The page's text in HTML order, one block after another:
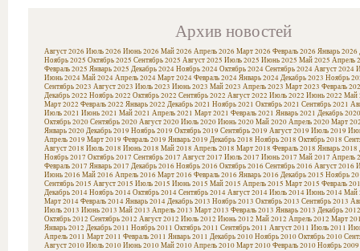
Архив новостей
Август 2026 Июль 2026 Июнь 2026 Май 2026 Апрель 2026 Март 2026 Февраль 2026 Январь 2026
Ноябрь 2025 Октябрь 2025 Сентябрь 2025 Август 2025 Июль 2025 Июнь 2025 Май 2025 Апрель
Февраль 2025 Январь 2025 Декабрь 2024Ноябрь 2024Октябрь 2024Сентябрь 2024Август 2024
Июнь 2024Май 2024Апрель 2024Март 2024Февраль 2024Январь 2024Декабрь 2023 Ноябрь
Сентябрь 2023 Август 2023 Июль 2023 Июнь 2023 Май 2023 Апрель 2023 Март 2023 Февраль
Декабрь 2022 Ноябрь 2022 Октябрь 2022 Сентябрь 2022 Август 2022 Июль 2022 Июнь 2022 Май
Март 2022 Февраль 2022 Январь 2022 Декабрь 2021 Ноябрь 2021 Октябрь 2021 Сентябрь 2021
Июль 2021 Июнь 2021 Май 2021 Апрель 2021 Март 2021 Февраль 2021 Январь 2021 Декабрь 2020
Октябрь 2020Сентябрь 2020Август 2020Июль 2020Июнь 2020Май 2020Апрель 2020Март
Январь 2020Декабрь 2019 Ноябрь 2019 Октябрь 2019 Сентябрь 2019 Август 2019 Июль 2019
Апрель 2019 Март 2019 Февраль 2019 Январь 2019 Декабрь 2018 Ноябрь 2018 Октябрь 2018
Август 2018 Июль 2018 Июнь 2018 Май 2018 Апрель 2018 Март 2018 Февраль 2018 Январь 2018
Ноябрь 2017 Октябрь 2017 Сентябрь 2017 Август 2017 Июль 2017 Июнь 2017 Май 2017 Апрель
Февраль 2017 Январь 2017 Декабрь 2016 Ноябрь 2016 Октябрь 2016 Сентябрь 2016 Август 2016
Июнь 2016 Май 2016 Апрель 2016 Март 2016 Февраль 2016 Январь 2016 Декабрь 2015 Ноябрь
Сентябрь 2015 Август 2015 Июль 2015 Июнь 2015 Май 2015 Апрель 2015 Март 2015 Февраль
Декабрь 2014Ноябрь 2014Октябрь 2014Сентябрь 2014Август 2014Июль 2014Июнь 2014Май
Март 2014Февраль 2014Январь 2014Декабрь 2013 Ноябрь 2013 Октябрь 2013 Сентябрь 2013
Июль 2013 Июнь 2013 Май 2013 Апрель 2013 Март 2013 Февраль 2013 Январь 2013 Декабрь 2012
Октябрь 2012 Сентябрь 2012 Август 2012 Июль 2012 Июнь 2012 Май 2012 Апрель 2012 Март
Январь 2012 Декабрь 2011 Ноябрь 2011 Октябрь 2011 Сентябрь 2011 Август 2011 Июль 2011
Апрель 2011 Март 2011 Февраль 2011 Январь 2011 Декабрь 2010Ноябрь 2010Октябрь 2010
Август 2010Июль 2010Июнь 2010Май 2010Апрель 2010Март 2010Февраль 2010Ноябрь 2009